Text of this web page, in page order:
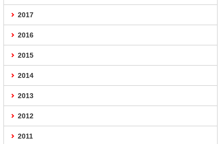
2017
2016
2015
2014
2013
2012
2011